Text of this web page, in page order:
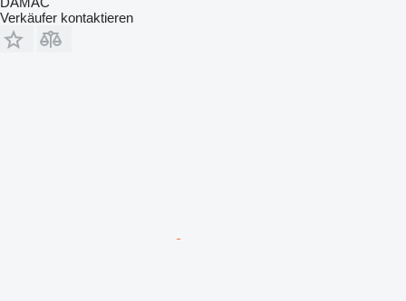
Verkäufer kontaktieren